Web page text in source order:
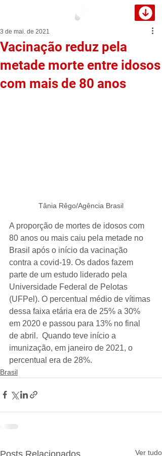
Vacinação reduz pela
metade morte entre idosos
com mais de 80 anos
3 de mai. de 2021
Tânia Rêgo/Agência Brasil
A proporção de mortes de idosos com
80 anos ou mais caiu pela metade no
Brasil após o início da vacinação
contra a covid-19. Os dados fazem
parte de um estudo liderado pela
Universidade Federal de Pelotas
(UFPel). O percentual médio de vítimas
dessa faixa etária era de 25% a 30%
em 2020 e passou para 13% no final
de abril.  Quando teve início a
imunização, em janeiro de 2021, o
percentual era de 28%.
Brasil
Posts Relacionados Ver tudo